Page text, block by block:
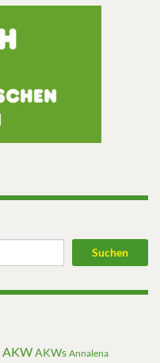
Suchen
AKWAKWs Annalena